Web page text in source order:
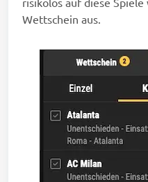
Wettschein aus.